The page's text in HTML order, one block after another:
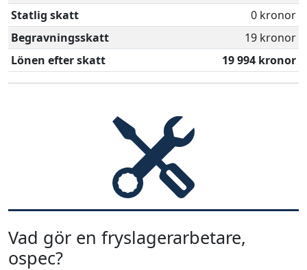
Statlig skatt
0 kronor
Begravningsskatt
19 kronor
Lönen efter skatt
19 994 kronor
Vad gör en fryslagerarbetare,
ospec?